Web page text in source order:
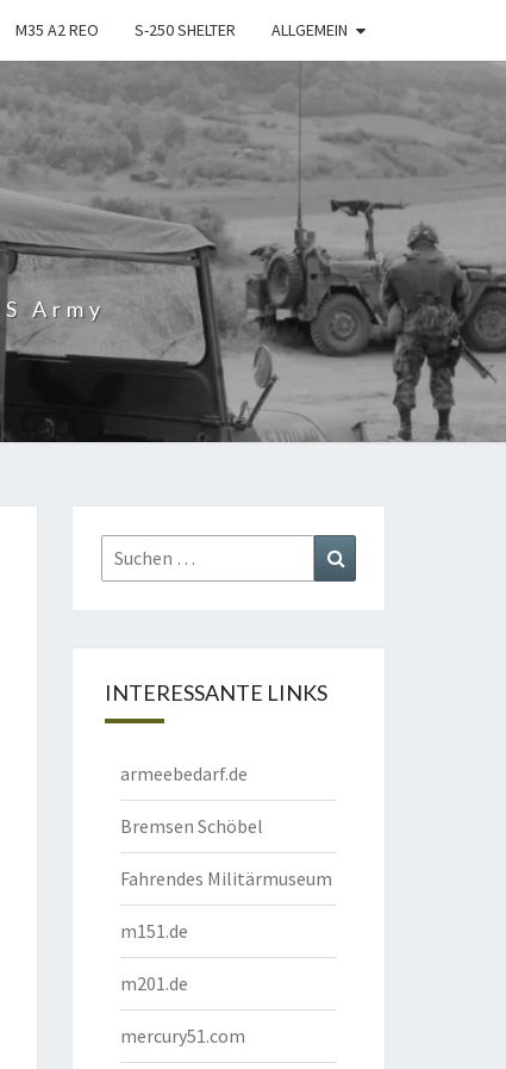
M35 A2 REO S-250 SHELTER ALLGEMEIN
Army
Suchen
nach:
INTERESSANTE LINKS
armeebedarf.de
Bremsen Schöbel
Fahrendes Militärmuseum
m151.de
m201.de
mercury51.com